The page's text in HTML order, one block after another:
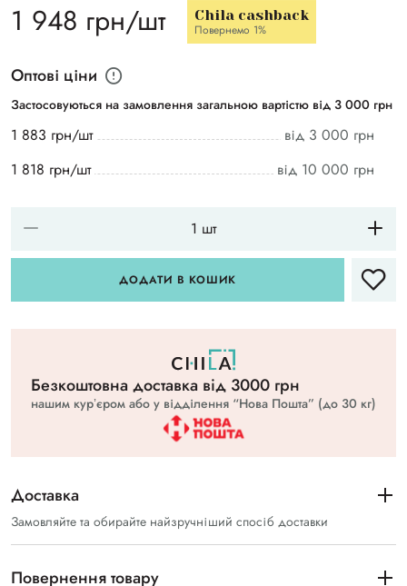
1 948 грн/шт Chila cashback
Повернемо 1%
Оптові ціни
Застосовуються на замовлення загальною вартістю від 3 000 грн
1 883 грн/шт
від 3 000 грн
1 818 грн/шт
від 10 000 грн
ДОДАТИ В КОШИК
Безкоштовна доставка вiд 3000 грн
нашим курʼєром або у відділення “Нова Пошта” (до 30 кг)
Доставка
Замовляйте та обирайте найзручніший спосіб доставки
Повернення товару